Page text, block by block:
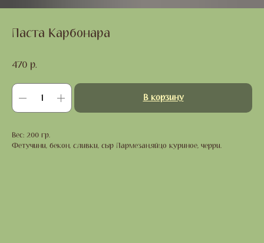
Паста Карбонара
470 р.
В корзину
Вес: 200 гр.
Фетучини, бекон, сливки, сыр Пармезан,яйцо куриное, черри.